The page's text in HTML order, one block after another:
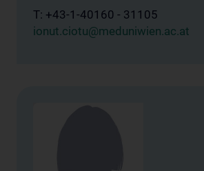
T: +43-1-40160 - 31105
ionut.ciotu@meduniwien.ac.at